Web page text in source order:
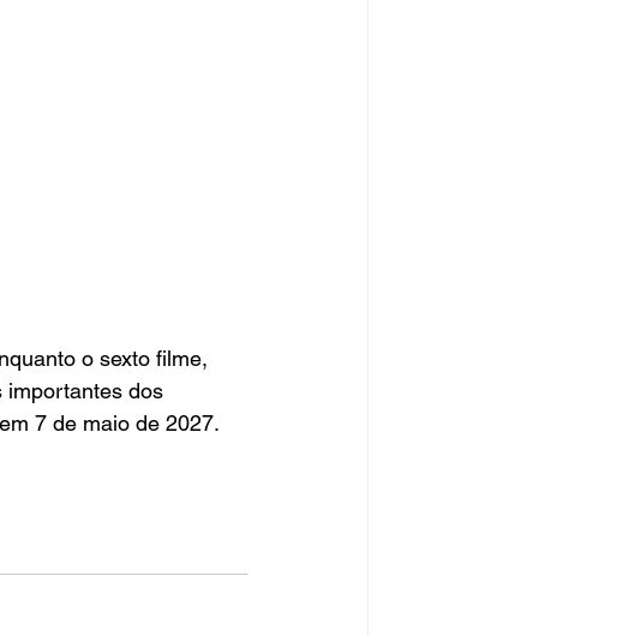
o sexto filme,
importantes dos
7 de maio de 2027.